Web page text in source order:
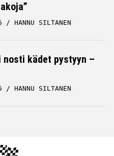
HANNU SILTANEN
nosti kädet pystyyn –
HANNU SILTANEN